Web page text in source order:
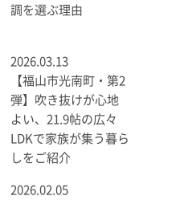
調を選ぶ理由
2026.03.13
【福山市光南町・第2
弾】吹き抜けが心地
よい、21.9帖の広々
LDKで家族が集う暮ら
しをご紹介
2026.02.05